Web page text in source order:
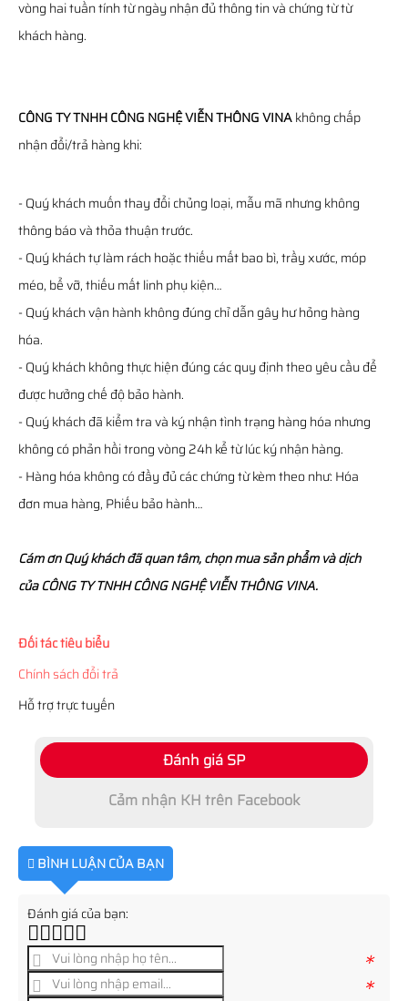
vòng hai tuần tính từ ngày nhận đủ thông tin và chứng từ từ
khách hàng.
CÔNG TY TNHH CÔNG NGHỆ VIỄN THÔNG VINAkhông chấp
nhận đổi/trả hàng khi:
- Quý khách muốn thay đổi chủng loại, mẫu mã nhưng không
thông báo và thỏa thuận trước.
- Quý khách tự làm rách hoặc thiếu mất bao bì, trầy xước, móp
méo, bể vỡ, thiếu mất linh phụ kiện…
- Quý khách vận hành không đúng chỉ dẫn gây hư hỏng hàng
hóa.
- Quý khách không thực hiện đúng các quy định theo yêu cầu để
được hưởng chế độ bảo hành.
- Quý khách đã kiểm tra và ký nhận tình trạng hàng hóa nhưng
không có phản hồi trong vòng 24h kể từ lúc ký nhận hàng.
- Hàng hóa không có đầy đủ các chứng từ kèm theo như: Hóa
đơn mua hàng, Phiếu bảo hành…
Cám ơn Quý khách đã quan tâm, chọn mua sản phẩm và dịch
của CÔNG TY TNHH CÔNG NGHỆ VIỄN THÔNG VINA.
Đối tác tiêu biểu
Chính sách đổi trả
Hỗ trợ trực tuyến
Đánh giá SP
Cảm nhận KH trên Facebook
BÌNH LUẬN CỦA BẠN
Đánh giá của bạn:
*
*